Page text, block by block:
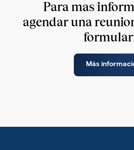
Para mas
agendar una
Más